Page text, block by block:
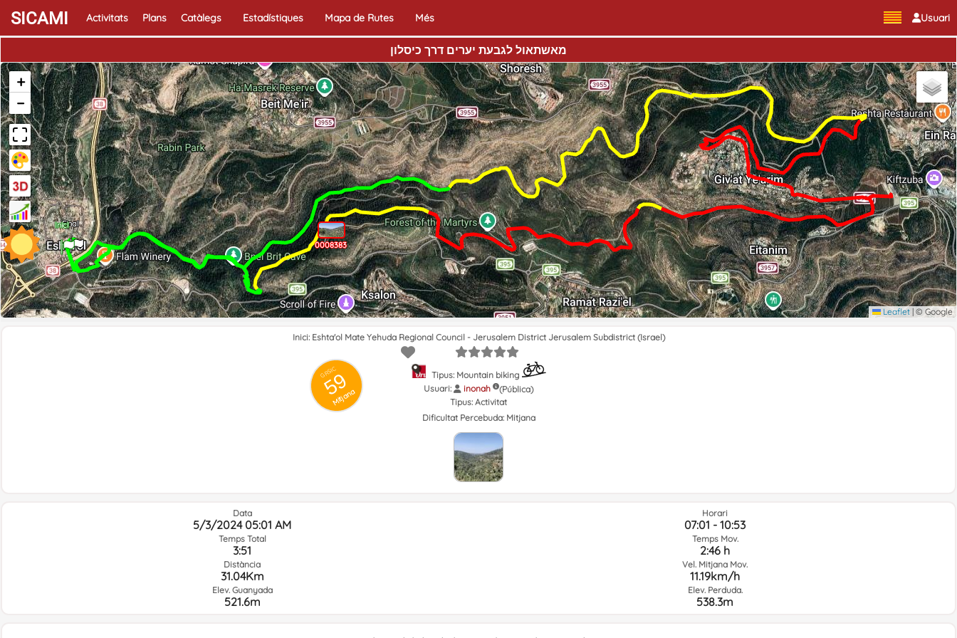
Usuari
SICAMI Activitats Plans Catàlegs Estadístiques Mapa de Rutes Més
מאשתאול לגבעת יערים דרך כיסלון
IniciFinal
0008383
+
−
Leaflet | © Google
GRSIC
59
Mitjana
Inici: Eshta'ol Mate Yehuda Regional Council - Jerusalem District Jerusalem Subdistrict (Israel)
Tipus: Mountain biking
Usuari:
inonah
(Pública)
Tipus: Activitat
Dificultat Percebuda: Mitjana
Data
5/3/2024 05:01 AM
Temps Total
3:51
Distància
31.04Km
Elev. Guanyada
521.6m
Horari
07:01 - 10:53
Temps Mov.
2:46 h
Vel. Mitjana Mov.
11.19km/h
Elev. Perduda.
538.3m